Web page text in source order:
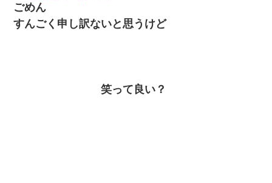
転職先が決まったので退職の意思を伝えたら。上司「無責任」
「簡単には辞めさせない」私（どうせ辞めるし…）→ 思いっきり
反論をしてみた
よくドアを開けるとなんと…
ごめん
すんごく申し訳ないと思うけど
笑って良い？